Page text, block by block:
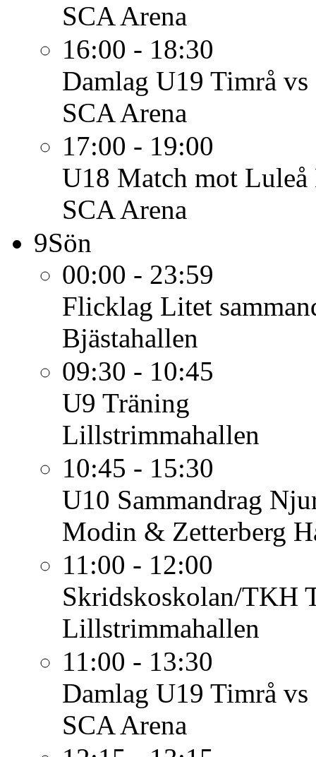
SCA Arena
16:00 - 18:30
Damlag U19 Timrå vs
SCA Arena
17:00 - 19:00
U18 Match mot Luleå
SCA Arena
9Sön
00:00 - 23:59
Flicklag Litet
Bjästahallen
09:30 - 10:45
U9 Träning
Lillstrimmahallen
10:45 - 15:30
U10 Sammandrag
Modin & Zetterberg
11:00 - 12:00
Skridskoskolan/TKH
Lillstrimmahallen
11:00 - 13:30
Damlag U19 Timrå
SCA Arena